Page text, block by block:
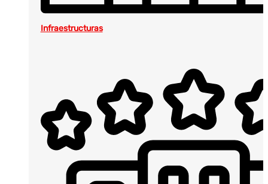
Infraestructuras